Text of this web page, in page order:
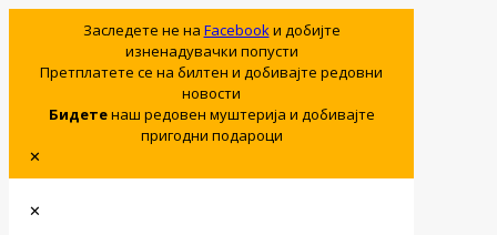
Заследете не на Facebookи добијте
изненадувачки попусти
Претплатете се на билтен и добивајте редовни
новости
Бидетенаш редовен муштерија и добивајте
пригодни подароци
✕
✕